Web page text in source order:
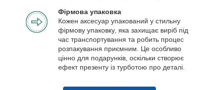
Фірмова упаковка
Кожен аксесуар упакований у стильну
фірмову упаковку, яка захищає виріб під
час транспортування та робить процес
розпакування приємним. Це особливо
цінно для подарунків, оскільки створює
ефект презенту із турботою про деталі.